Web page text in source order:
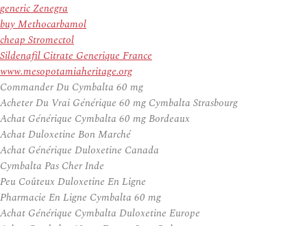
generic Zenegra
buy Methocarbamol
cheap Stromectol
Sildenafil Citrate Generique France
www.mesopotamiaheritage.org
Commander Du Cymbalta 60 mg
Acheter Du Vrai Générique 60 mg Cymbalta Strasbourg
Achat Générique Cymbalta 60 mg Bordeaux
Achat Duloxetine Bon Marché
Achat Générique Duloxetine Canada
Cymbalta Pas Cher Inde
Peu Coûteux Duloxetine En Ligne
Pharmacie En Ligne Cymbalta 60 mg
Achat Générique Cymbalta Duloxetine Europe